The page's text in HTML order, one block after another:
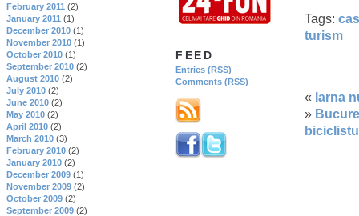
Tags:
turism
« Iarna
»
FEED
Entries (RSS)
Comments (RSS)
February 2011 (2)
January 2011 (1)
December 2010 (1)
November 2010 (1)
October 2010 (1)
September 2010 (2)
August 2010 (2)
July 2010 (2)
June 2010 (2)
May 2010 (2)
April 2010 (2)
March 2010 (3)
February 2010 (2)
January 2010 (2)
December 2009 (1)
November 2009 (2)
October 2009 (2)
September 2009 (2)